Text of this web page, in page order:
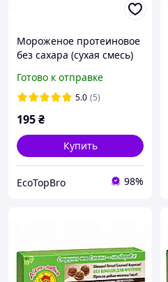
Мороженое протеиновое
без сахара (сухая смесь)
90 г
Готово к отправке
5.0 (5)
195₴
Купить
EcoTopBro 98%